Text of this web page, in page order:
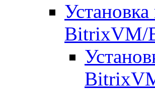
BitrixVM/